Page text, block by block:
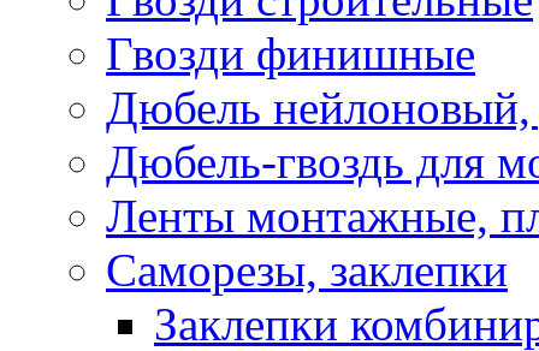
Гвозди финишные
Дюбель нейлоновый,
Дюбель-гвоздь для
Ленты монтажные,
Саморезы, заклепки
Заклепки